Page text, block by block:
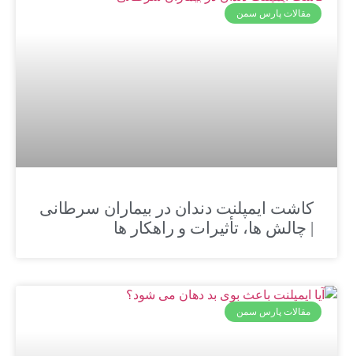
مقالات پارس سمن
کاشت ایمپلنت دندان در بیماران سرطانی
| چالش‌ ها، تأثیرات و راهکار ها
مقالات پارس سمن